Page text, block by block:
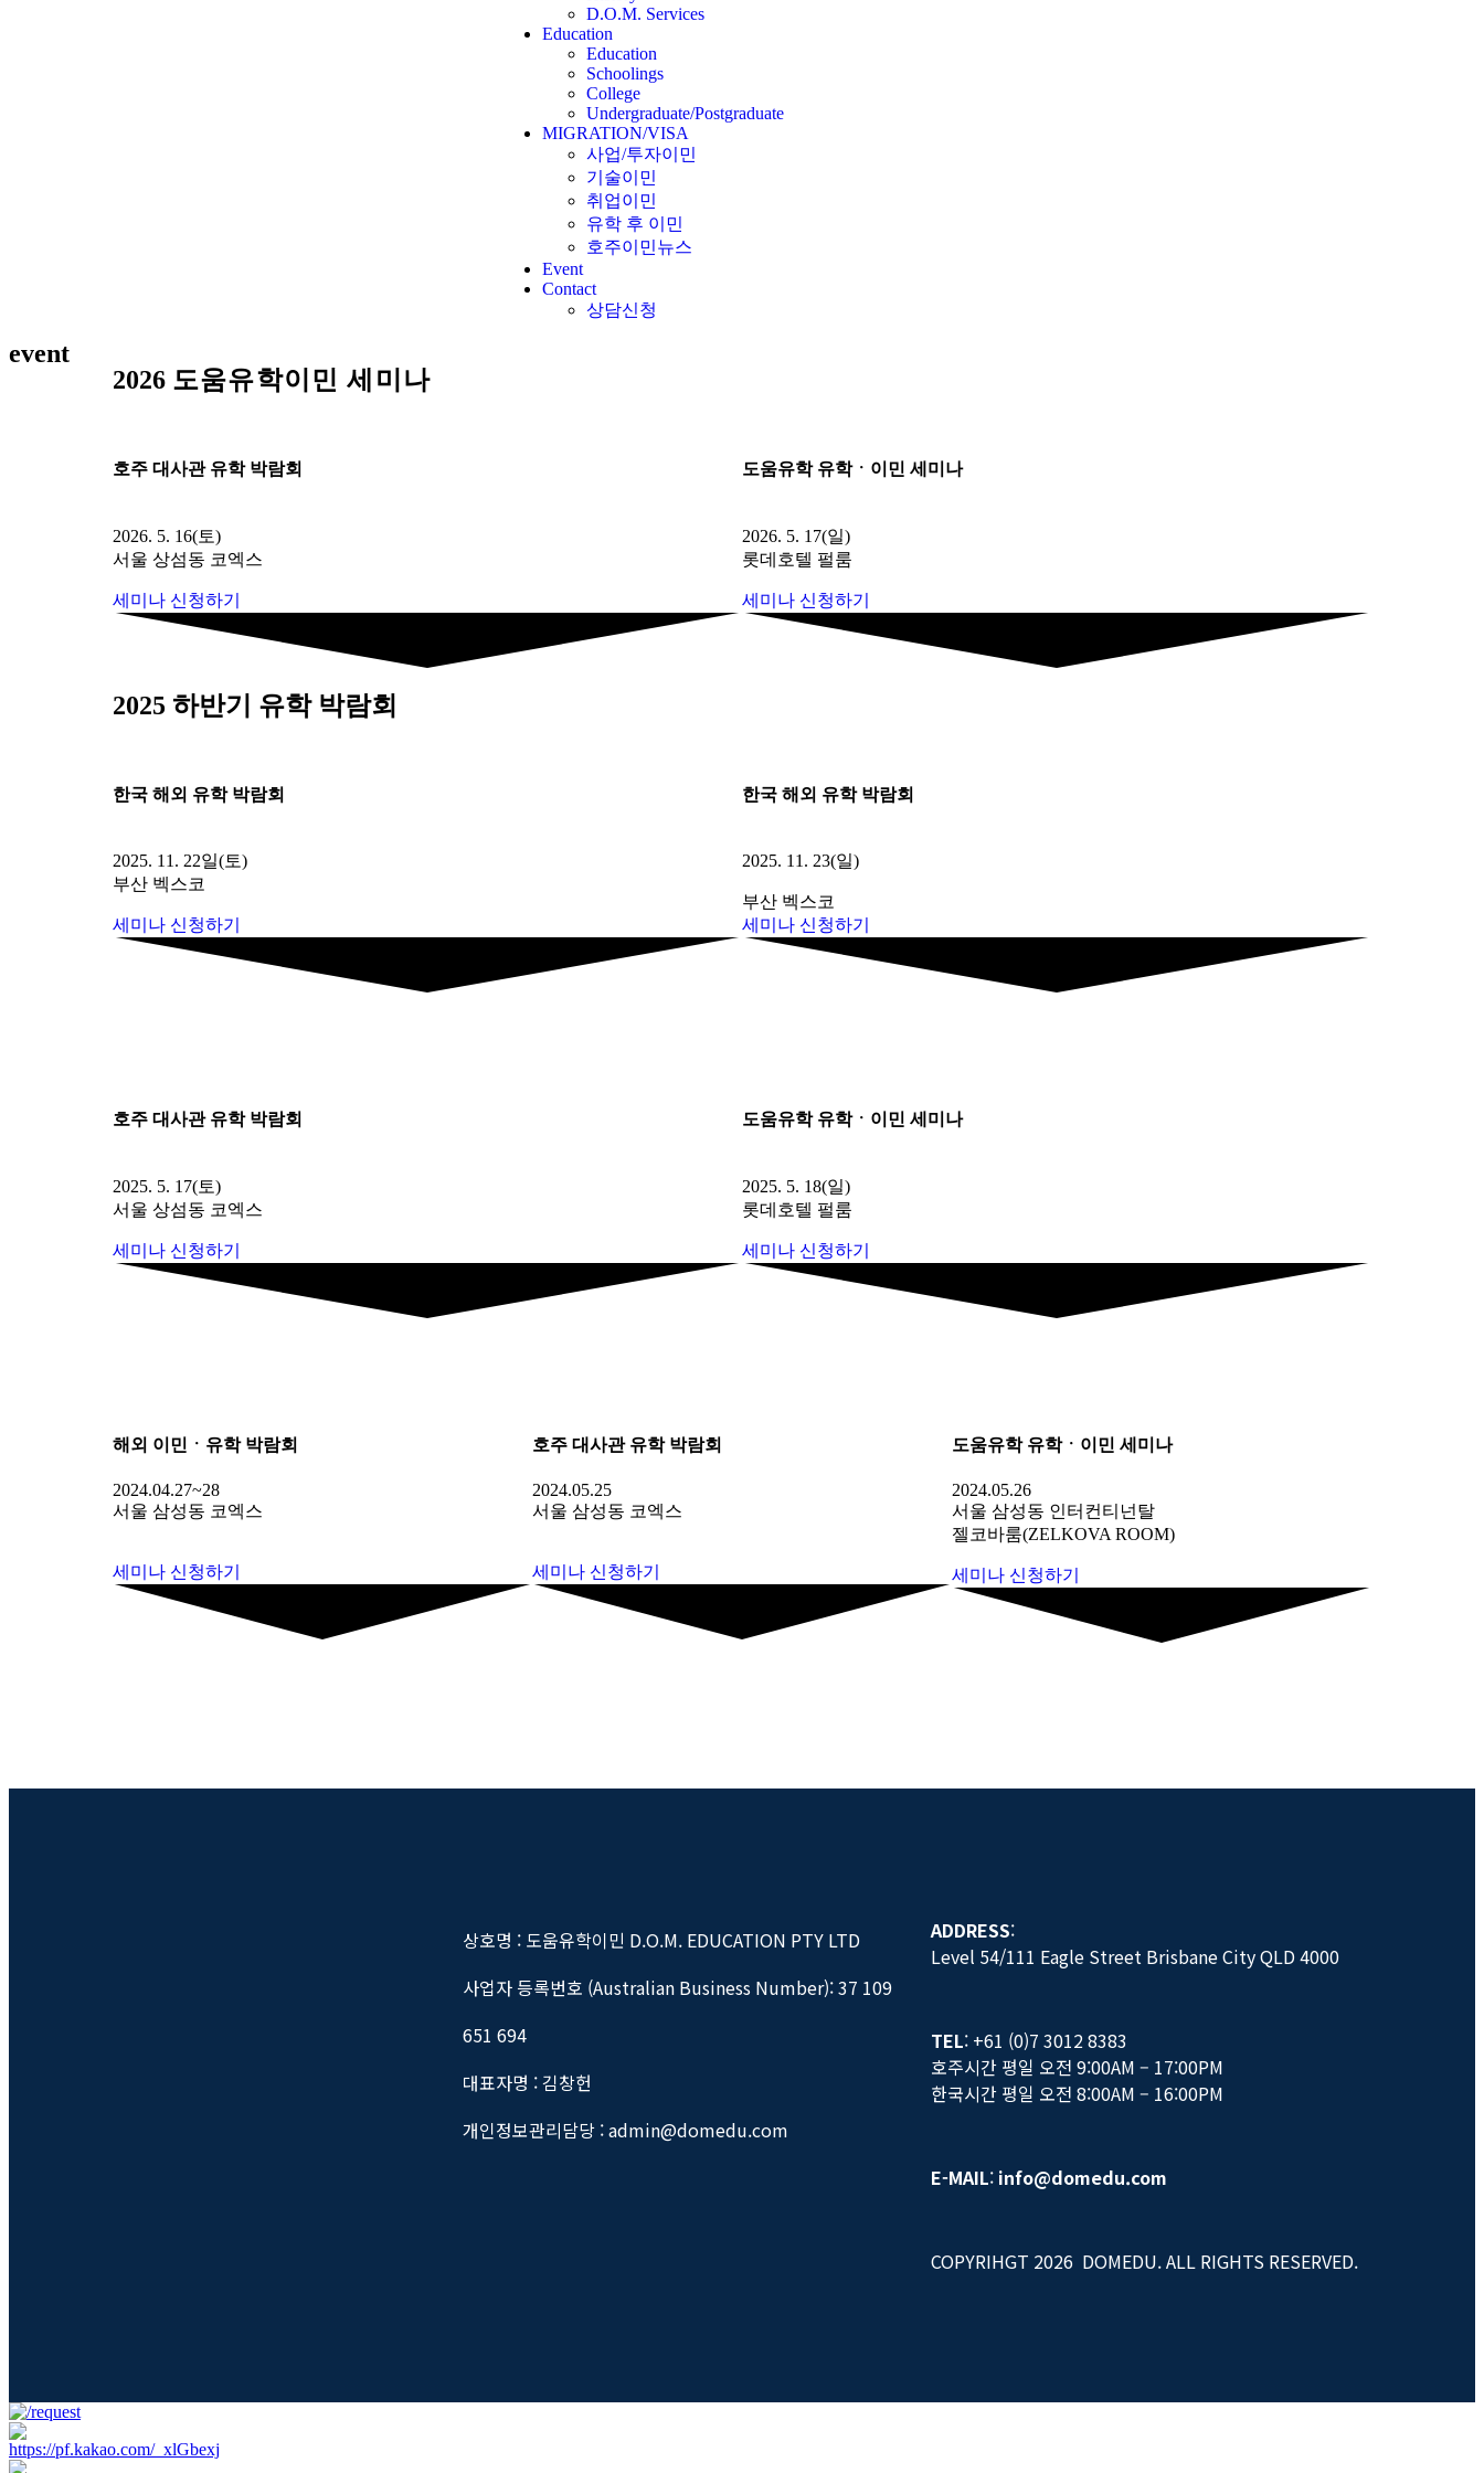
D.O.M. Services
Education
Education
Schoolings
College
Undergraduate/Postgraduate
MIGRATION/VISA
사업/투자이민
기술이민
취업이민
유학 후 이민
호주이민뉴스
Event
Contact
상담신청
event
2026 도움유학이민 세미나
호주 대사관 유학 박람회
2026. 5. 16(토)
서울 상섬동 코엑스
세미나 신청하기
도움유학 유학ㆍ이민 세미나
2026. 5. 17(일)
롯데호텔 펄룸
세미나 신청하기
2025 하반기 유학 박람회
한국 해외 유학 박람회
2025. 11. 22일(토)
부산 벡스코
세미나 신청하기
한국 해외 유학 박람회
2025. 11. 23(일)
부산 벡스코
세미나 신청하기
호주 대사관 유학 박람회
2025. 5. 17(토)
서울 상섬동 코엑스
세미나 신청하기
도움유학 유학ㆍ이민 세미나
2025. 5. 18(일)
롯데호텔 펄룸
세미나 신청하기
해외 이민ㆍ유학 박람회
2024.04.27~28
서울 삼성동 코엑스
세미나 신청하기
호주 대사관 유학 박람회
2024.05.25
서울 삼성동 코엑스
세미나 신청하기
도움유학 유학ㆍ이민 세미나
2024.05.26
서울 삼성동 인터컨티넌탈
젤코바룸(ZELKOVA ROOM)
세미나 신청하기
상호명 : 도움유학이민 D.O.M. EDUCATION PTY LTD
사업자 등록번호 (Australian Business Number): 37 109
651 694
대표자명 : 김창헌
개인정보관리담당 : admin@domedu.com
ADDRESS:
Level 54/111 Eagle Street Brisbane City QLD 4000
TEL: +61 (0)7 3012 8383
호주시간 평일 오전 9:00AM – 17:00PM
한국시간 평일 오전 8:00AM – 16:00PM
E-MAIL: info@domedu.com
COPYRIHGT 2026 DOMEDU. ALL RIGHTS RESERVED.